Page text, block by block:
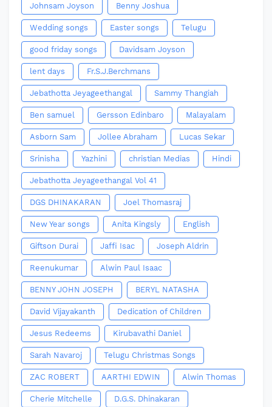
Johnsam Joyson Benny Joshua
Wedding songs Easter songs Telugu
good friday songs Davidsam Joyson
lent days Fr.S.J.Berchmans
Jebathotta Jeyageethangal Sammy Thangiah
Ben samuel Gersson Edinbaro Malayalam
Asborn Sam Jollee Abraham Lucas Sekar
Srinisha Yazhini christian Medias Hindi
Jebathotta Jeyageethangal Vol 41
DGS DHINAKARAN Joel Thomasraj
New Year songs Anita Kingsly English
Giftson Durai Jaffi Isac Joseph Aldrin
Reenukumar Alwin Paul Isaac
BENNY JOHN JOSEPH BERYL NATASHA
David Vijayakanth Dedication of Children
Jesus Redeems Kirubavathi Daniel
Sarah Navaroj Telugu Christmas Songs
ZAC ROBERT AARTHI EDWIN Alwin Thomas
Cherie Mitchelle D.G.S. Dhinakaran